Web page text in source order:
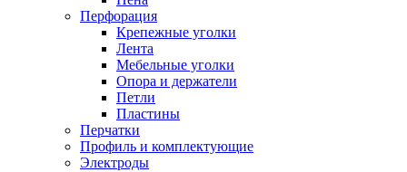
Перфорация
Крепежные уголки
Лента
Мебельные уголки
Опора и держатели
Петли
Пластины
Перчатки
Профиль и комплектующие
Электроды